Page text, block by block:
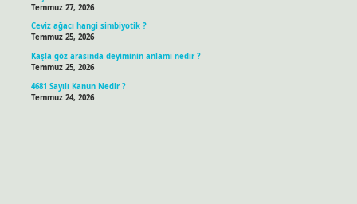
Temmuz 27, 2026
Ceviz ağacı hangi simbiyotik ?
Temmuz 25, 2026
Kaşla göz arasında deyiminin anlamı nedir ?
Temmuz 25, 2026
4681 Sayılı Kanun Nedir ?
Temmuz 24, 2026